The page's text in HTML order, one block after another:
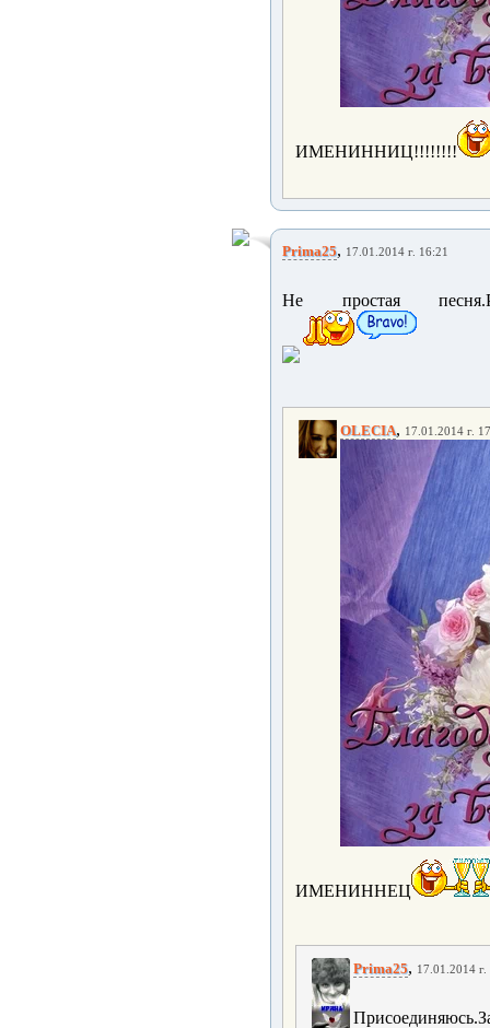
ИМЕНИННИЦ!!!!!!!!
Prima25, 17.01.2014 г. 16:21
Не простая
OLECIA, 17.01.2014 г.
ИМЕНИННЕЦ
Prima25, 17.01.2014 г.